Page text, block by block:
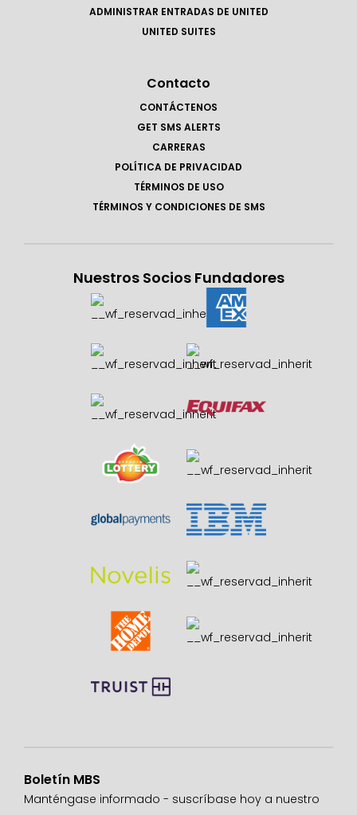
ADMINISTRAR ENTRADAS DE UNITED
UNITED SUITES
Contacto
CONTÁCTENOS
GET SMS ALERTS
CARRERAS
POLÍTICA DE PRIVACIDAD
TÉRMINOS DE USO
TÉRMINOS Y CONDICIONES DE SMS
Nuestros Socios Fundadores
Boletín MBS
Manténgase informado - suscríbase hoy a nuestro